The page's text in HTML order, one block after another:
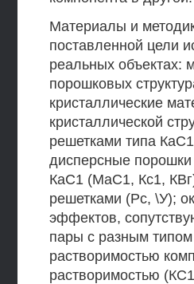
Материалы и
поставленной цели
реальных объектах:
порошковых
кристаллические
кристаллической
решетками типа
дисперсные
КаС1 (МаС1, Кс1,
решетками (Рс, \У);
эффектов,
пары с разным
растворимостью
растворимостью